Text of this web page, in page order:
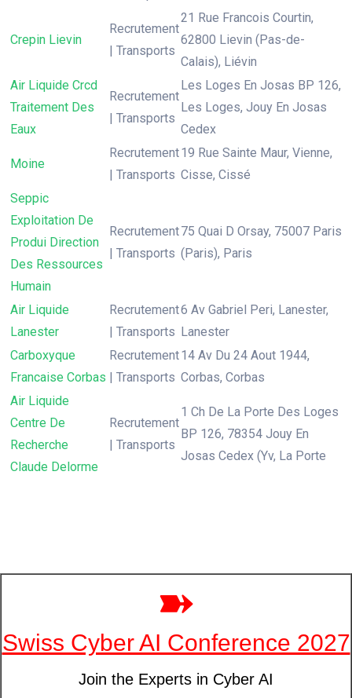
Crepin Lievin
Recrutement
| Transports
21 Rue Francois Courtin,
62800 Lievin (Pas-de-
Calais), Liévin
Air Liquide Crcd
Traitement Des
Eaux
Recrutement
| Transports
Les Loges En Josas BP 126,
Les Loges, Jouy En Josas
Cedex
Moine
Recrutement
| Transports
19 Rue Sainte Maur, Vienne,
Cisse, Cissé
Seppic
Exploitation De
Produi Direction
Des Ressources
Humain
Recrutement
| Transports
75 Quai D Orsay, 75007 Paris
(Paris), Paris
Air Liquide
Lanester
Recrutement
| Transports
6 Av Gabriel Peri, Lanester,
Lanester
Carboxyque
Francaise Corbas
Recrutement
| Transports
14 Av Du 24 Aout 1944,
Corbas, Corbas
Air Liquide
Centre De
Recherche
Claude Delorme
Recrutement
| Transports
1 Ch De La Porte Des Loges
BP 126, 78354 Jouy En
Josas Cedex (Yv, La Porte